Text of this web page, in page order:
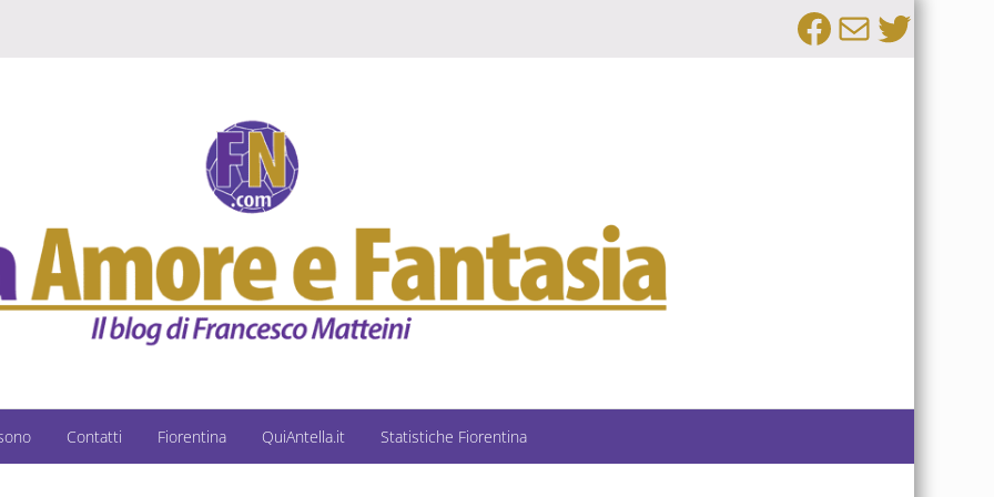
Facebook
Email
Contatti Fiorentina QuiAntella.it Statistiche Fiorentina